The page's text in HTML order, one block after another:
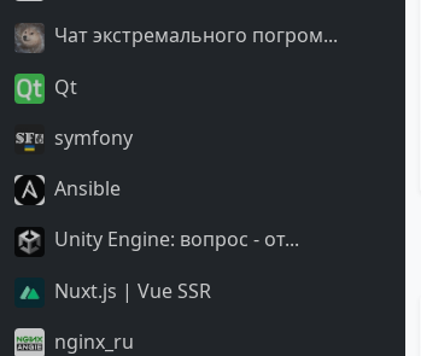
Чат экстремального погром...
Qt
symfony
Ansible
Unity Engine: вопрос - от...
Nuxt.js | Vue SSR
nginx_ru